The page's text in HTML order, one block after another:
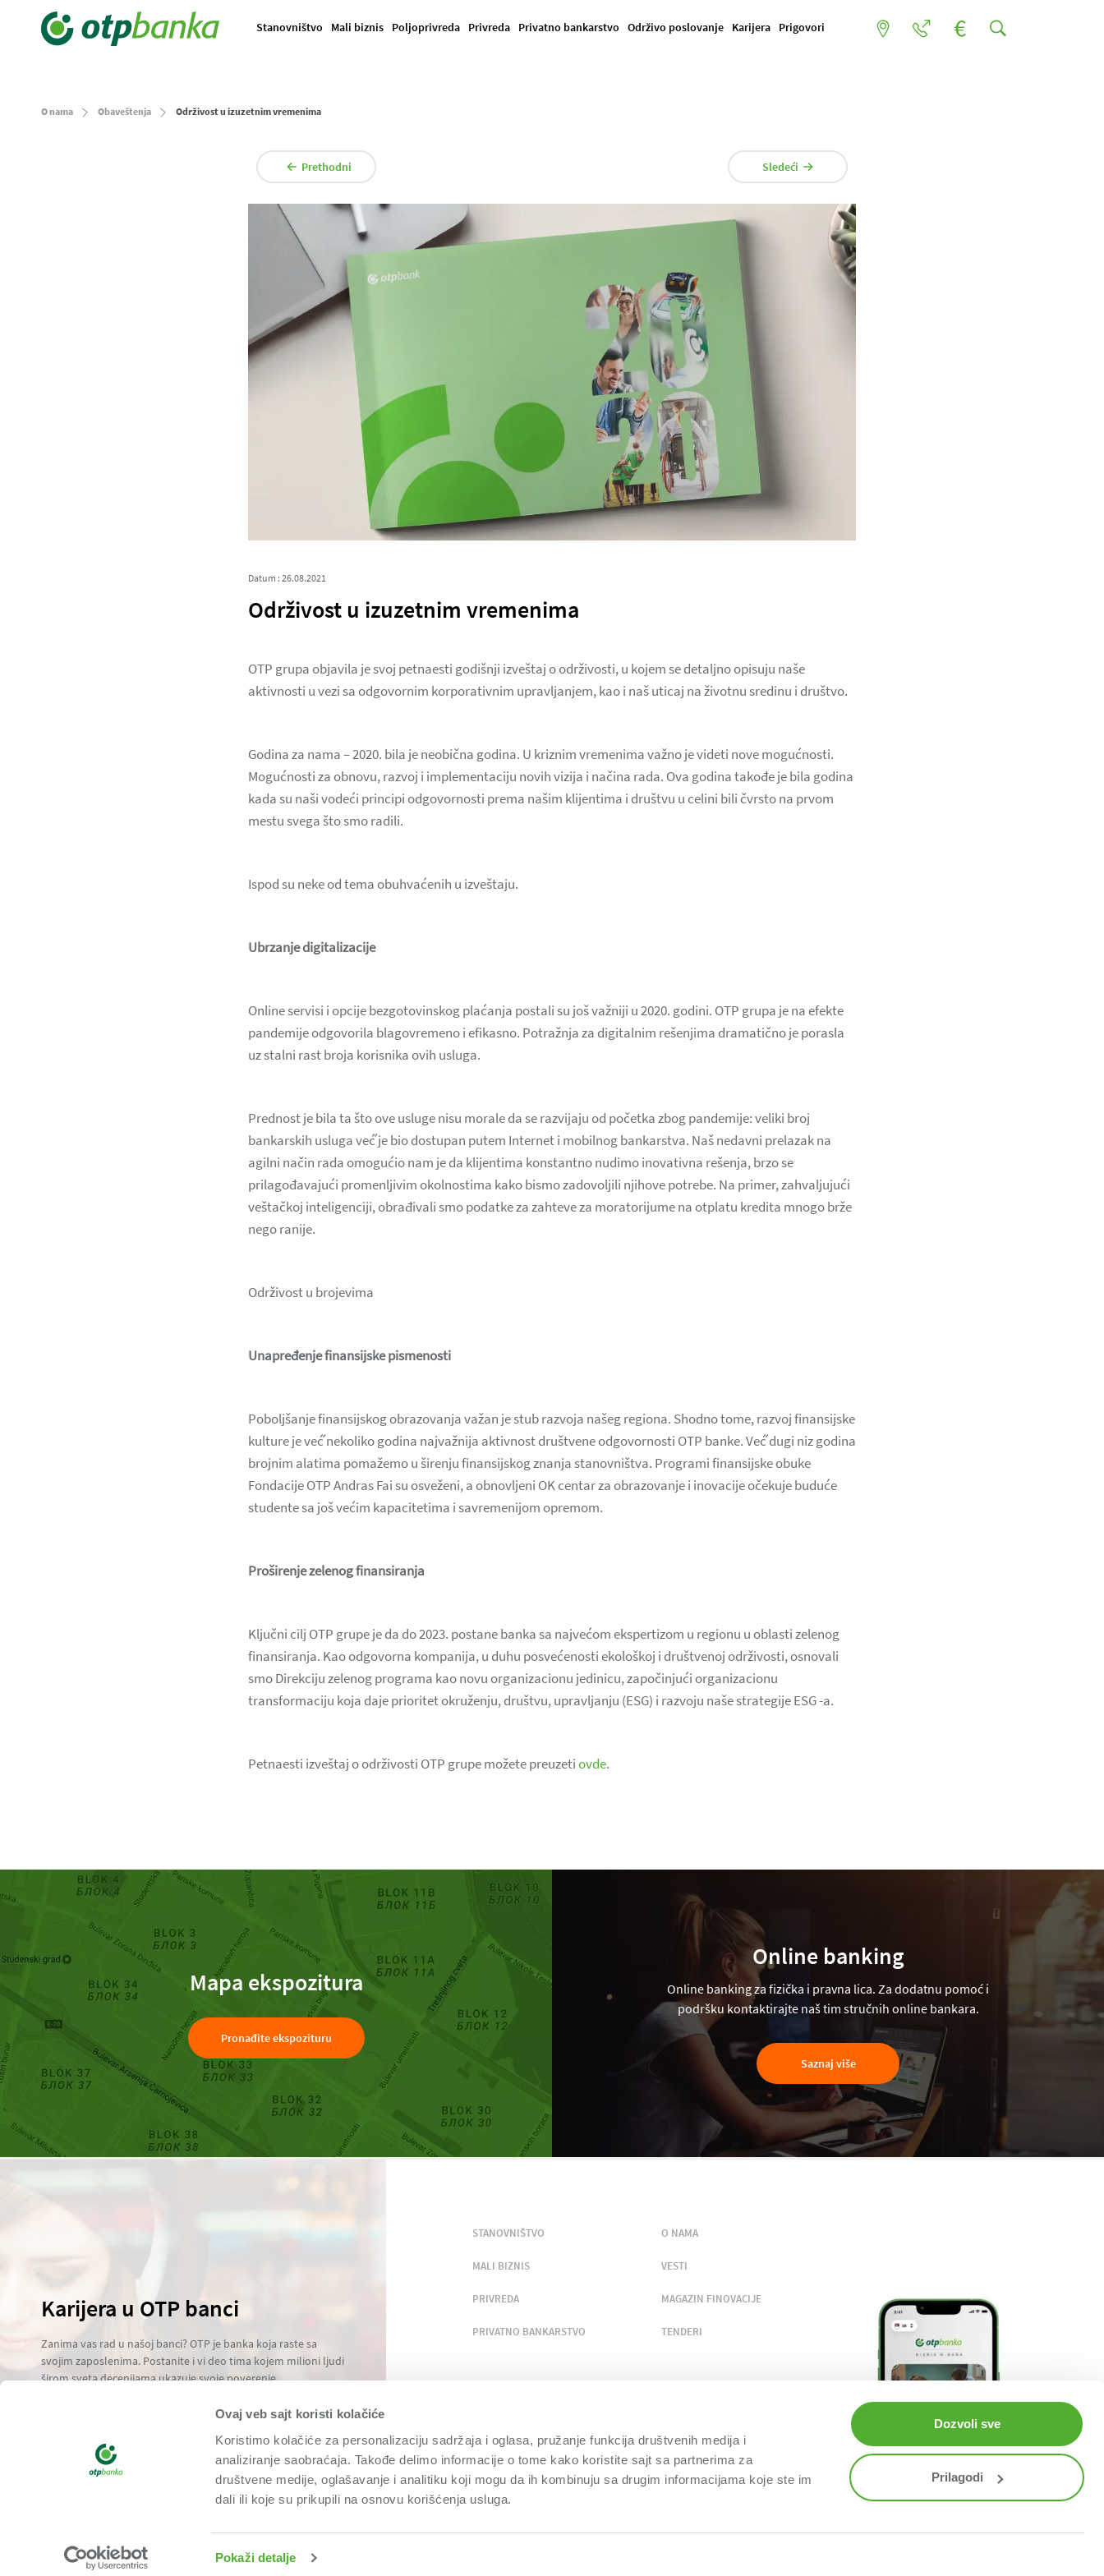
Ovaj veb sajt koristi kolačiće
Koristimo kolačiće za personalizaciju sadržaja i oglasa, pružanje funkcija društvenih medija i
analiziranje saobraćaja. Takođe delimo informacije o tome kako koristite sajt sa partnerima za
društvene medije, oglašavanje i analitiku koji mogu da ih kombinuju sa drugim informacijama koje ste im
dali ili koje su prikupili na osnovu korišćenja usluga.
Pokaži detalje
Dozvoli sve
Prilagodi
Stanovništvo Mali biznis Poljoprivreda Privreda Privatno bankarstvo Održivo poslovanje Karijera Prigovori
O nama Obaveštenja Održivost u izuzetnim vremenima
Prethodni Sledeći
Datum : 26.08.2021
Održivost u izuzetnim vremenima
OTP grupa objavila je svoj petnaesti godišnji izveštaj o održivosti, u kojem se detaljno opisuju naše
aktivnosti u vezi sa odgovornim korporativnim upravljanjem, kao i naš uticaj na životnu sredinu i društvo.
Godina za nama – 2020. bila je neobična godina. U kriznim vremenima važno je videti nove mogućnosti.
Mogućnosti za obnovu, razvoj i implementaciju novih vizija i načina rada. Ova godina takođe je bila godina
kada su naši vodeći principi odgovornosti prema našim klijentima i društvu u celini bili čvrsto na prvom
mestu svega što smo radili.
Ispod su neke od tema obuhvaćenih u izveštaju.
Ubrzanje digitalizacije
Online servisi i opcije bezgotovinskog plaćanja postali su još važniji u 2020. godini. OTP grupa je na efekte
pandemije odgovorila blagovremeno i efikasno. Potražnja za digitalnim rešenjima dramatično je porasla
uz stalni rast broja korisnika ovih usluga.
Prednost je bila ta što ove usluge nisu morale da se razvijaju od početka zbog pandemije: veliki broj
bankarskih usluga već́ je bio dostupan putem Internet i mobilnog bankarstva. Naš nedavni prelazak na
agilni način rada omogućio nam je da klijentima konstantno nudimo inovativna rešenja, brzo se
prilagođavajući promenljivim okolnostima kako bismo zadovoljili njihove potrebe. Na primer, zahvaljujući
veštačkoj inteligenciji, obrađivali smo podatke za zahteve za moratorijume na otplatu kredita mnogo brže
nego ranije.
Održivost u brojevima
Unapređenje finansijske pismenosti
Poboljšanje finansijskog obrazovanja važan je stub razvoja našeg regiona. Shodno tome, razvoj finansijske
kulture je već́ nekoliko godina najvažnija aktivnost društvene odgovornosti OTP banke. Već́ dugi niz godina
brojnim alatima pomažemo u širenju finansijskog znanja stanovništva. Programi finansijske obuke
Fondacije OTP Andras Fai su osveženi, a obnovljeni OK centar za obrazovanje i inovacije očekuje buduće
studente sa još većim kapacitetima i savremenijom opremom.
Proširenje zelenog finansiranja
Ključni cilj OTP grupe je da do 2023. postane banka sa najvećom ekspertizom u regionu u oblasti zelenog
finansiranja. Kao odgovorna kompanija, u duhu posvećenosti ekološkoj i društvenoj održivosti, osnovali
smo Direkciju zelenog programa kao novu organizacionu jedinicu, započinjući organizacionu
transformaciju koja daje prioritet okruženju, društvu, upravljanju (ESG) i razvoju naše strategije ESG -a.
Petnaesti izveštaj o održivosti OTP grupe možete preuzetiovde.
Mapa ekspozitura
Pronađite ekspozituru
Online banking
Online banking za fizička i pravna lica. Za dodatnu pomoć i
podršku kontaktirajte naš tim stručnih online bankara.
Saznaj više
Karijera u OTP banci
Zanima vas rad u našoj banci? OTP je banka koja raste sa
svojim zaposlenima. Postanite i vi deo tima kojem milioni ljudi
širom sveta decenijama ukazuje svoje poverenje.
STANOVNIŠTVO
MALI BIZNIS
PRIVREDA
PRIVATNO BANKARSTVO
O NAMA
VESTI
MAGAZIN FINOVACIJE
TENDERI
OPŠTI USLOVI POSLOVANJA